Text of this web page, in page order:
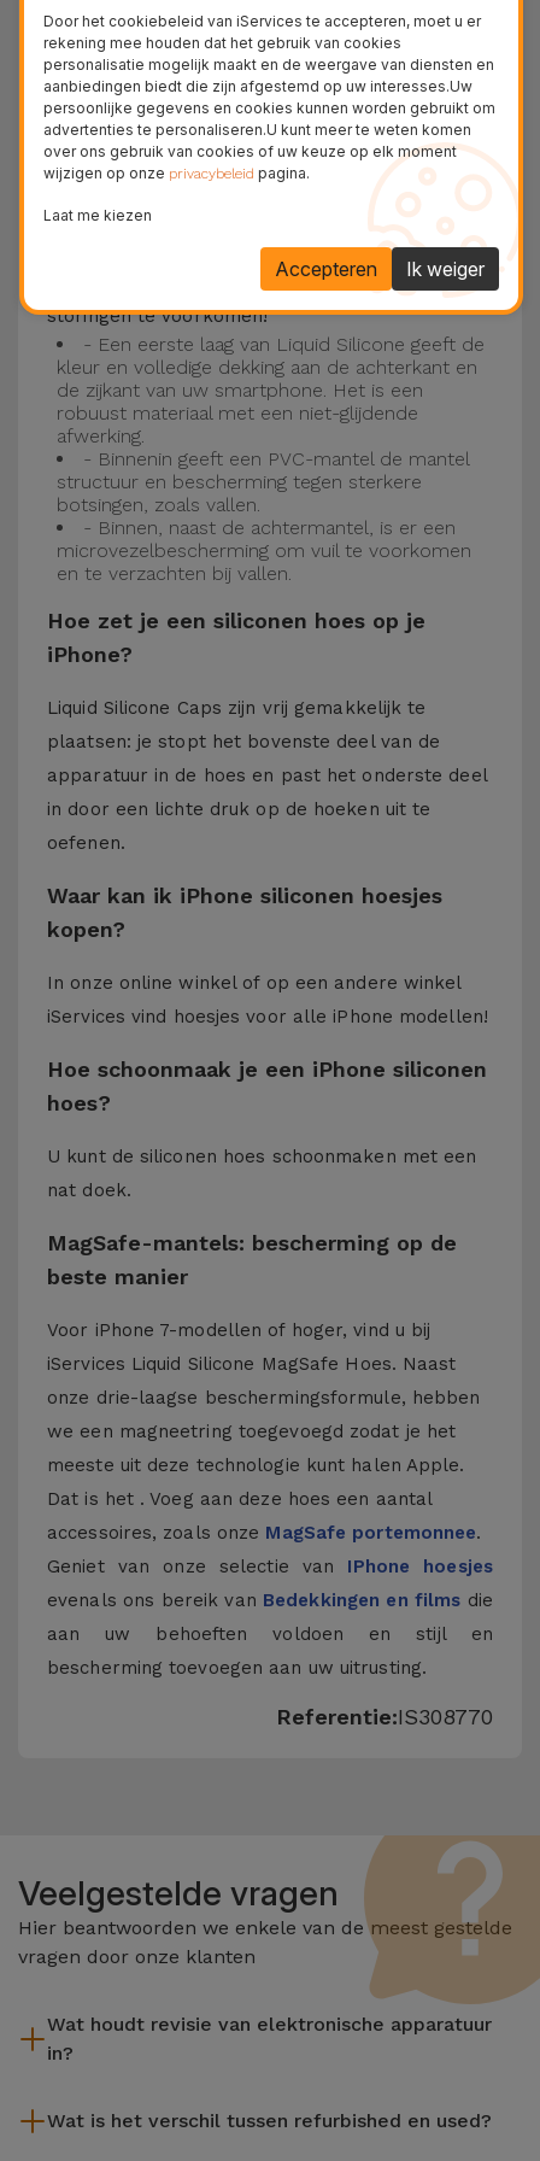
15, 14, 13, 12 onder meer en het nieuwste model
van de Apple, deiPhone 16eniPhone 17.
Drie-laagse bescherming met de
siliconen kappen
Onze iPhone siliconen hoesjes hebben een
robuuste, kwalitatieve constructie met een
drielaagse constructie om ongelukken en
storingen te voorkomen!
- Een eerste laag van Liquid Silicone geeft de
kleur en volledige dekking aan de achterkant en
de zijkant van uw smartphone. Het is een
robuust materiaal met een niet-glijdende
afwerking.
- Binnenin geeft een PVC-mantel de mantel
structuur en bescherming tegen sterkere
botsingen, zoals vallen.
- Binnen, naast de achtermantel, is er een
microvezelbescherming om vuil te voorkomen
en te verzachten bij vallen.
Hoe zet je een siliconen hoes op je
iPhone?
Liquid Silicone Caps zijn vrij gemakkelijk te
plaatsen: je stopt het bovenste deel van de
apparatuur in de hoes en past het onderste deel
in door een lichte druk op de hoeken uit te
oefenen.
Waar kan ik iPhone siliconen hoesjes
kopen?
In onze online winkel of op een andere winkel
iServices vind hoesjes voor alle iPhone modellen!
Hoe schoonmaak je een iPhone siliconen
hoes?
U kunt de siliconen hoes schoonmaken met een
nat doek.
MagSafe-mantels: bescherming op de
beste manier
Voor iPhone 7-modellen of hoger, vind u bij
iServices Liquid Silicone MagSafe Hoes. Naast
onze drie-laagse beschermingsformule, hebben
we een magneetring toegevoegd zodat je het
meeste uit deze technologie kunt halen Apple.
Dat is het . Voeg aan deze hoes een aantal
accessoires, zoals onze MagSafe portemonnee.
Geniet van onze selectie van IPhone hoesjes
evenals ons bereik van Bedekkingen en films die
aan uw behoeften voldoen en stijl en
bescherming toevoegen aan uw uitrusting.
Referentie:IS308770
Veelgestelde vragen
Hier beantwoorden we enkele van de meest gestelde
vragen door onze klanten
Wat houdt revisie van elektronische apparatuur
in?
reiniging, en niet te vergeten het repareren van elk defect
Wat is het verschil tussen refurbished en used?
Door het cookiebeleid van iServices te accepteren, moet u er
rekening mee houden dat het gebruik van cookies
personalisatie mogelijk maakt en de weergave van diensten en
aanbiedingen biedt die zijn afgestemd op uw interesses.Uw
persoonlijke gegevens en cookies kunnen worden gebruikt om
advertenties te personaliseren.U kunt meer te weten komen
over ons gebruik van cookies of uw keuze op elk moment
wijzigen op onze privacybeleid pagina.
Laat me kiezen
Ik weiger
Accepteren